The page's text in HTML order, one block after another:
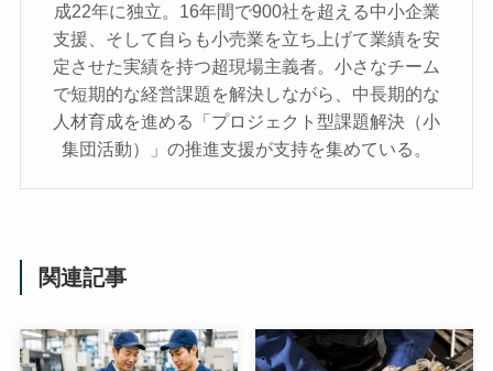
成22年に独立。16年間で900社を超える中小企業
支援、そして自らも小売業を立ち上げて業績を安
定させた実績を持つ超現場主義者。小さなチーム
で短期的な経営課題を解決しながら、中長期的な
人材育成を進める「プロジェクト型課題解決（小
集団活動）」の推進支援が支持を集めている。
関連記事